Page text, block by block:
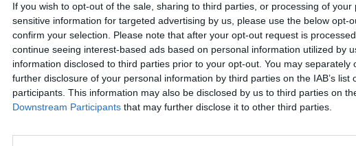
If you wish to opt-out of the sale, sharing to third parties, or processing of your
sensitive information for targeted advertising by us, please use the below opt-
confirm your selection. Please note that after your opt-out request is
continue seeing interest-based ads based on personal information utilized by
information disclosed to third parties prior to your opt-out. You may separately
further disclosure of your personal information by third parties on the IAB’s list
participants. This information may also be disclosed by us to third parties on
Downstream Participants that may further disclose it to other third parties.
composta da 2 vani oltre bagno richiesta €50.000